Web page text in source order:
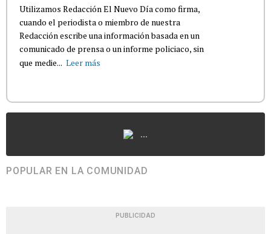
Utilizamos Redacción El Nuevo Día como firma,
cuando el periodista o miembro de nuestra
Redacción escribe una información basada en un
comunicado de prensa o un informe policiaco, sin
que medie... Leer más
...
POPULAR EN LA COMUNIDAD
PUBLICIDAD